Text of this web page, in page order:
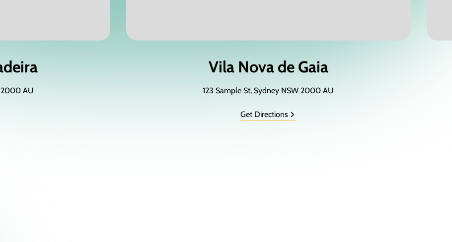
2000 AU
Vila Nova de Gaia
123 Sample St, Sydney NSW 2000 AU
Get Directions